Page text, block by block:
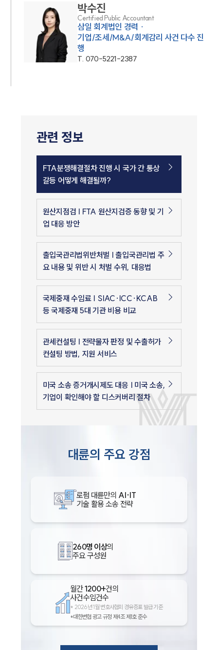
박수진
Certified Public Accountant
삼일 회계법인 경력 ·
기업/조세/M&A/회계감리 사건 다수 진
행
T. 070-5221-2387
관련 정보
FTA분쟁해결절차 진행 시 국가 간 통상
갈등 어떻게 해결될까?
원산지점검 | FTA 원산지검증 동향 및 기
업 대응 방안
출입국관리법위반처벌 | 출입국관리법 주
요 내용 및 위반 시 처벌 수위, 대응법
국제중재 수임료 | SIAC·ICC·KCAB
등 국제중재 5대 기관 비용 비교
관세컨설팅 | 전략물자 판정 및 수출허가
컨설팅 방법, 지원 서비스
미국 소송 증거개시제도 대응 | 미국 소송,
기업이 확인해야 할 디스커버리 절차
대륜의 주요 강점
로펌 대륜만의 AI·IT
기술 활용 소송 전략
260명 이상의
주요 구성원
월간1200+건의
사건수임건수
* 2026년 1월 변호사협회 경유증표 발급 기준
*대한변협 광고 규정 제4조 제1호 준수